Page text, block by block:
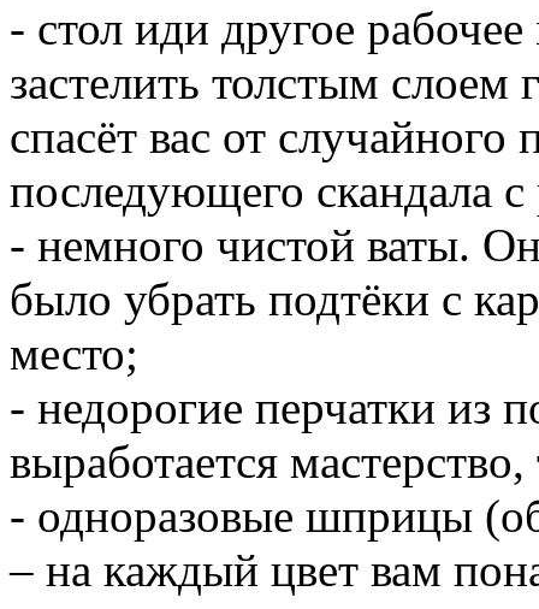
- стол иди другое
застелить толстым слоем
спасёт вас от случайного
последующего скандала
- немного чистой ваты.
было убрать подтёки с
место;
- недорогие перчатки из
выработается
- одноразовые шприцы
– на каждый цвет вам